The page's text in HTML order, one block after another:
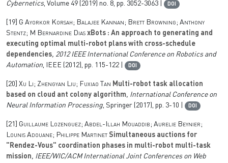
Cybernetics, Volume 49 (2019) no. 8, pp. 3052-3063 | DOI
[19] G Ayorkor Korsah; Balajee Kannan; Brett Browning; Anthony
Stentz; M Bernardine Dias xBots : An approach to generating and
executing optimal multi-robot plans with cross-schedule
dependencies, 2012 IEEE International Conference on Robotics and
Automation, IEEE (2012), pp. 115-122 | DOI
[20] Xu Li; Zhengyan Liu; Fuxiao Tan Multi-robot task allocation
based on cloud ant colony algorithm, International Conference on
Neural Information Processing, Springer (2017), pp. 3-10 | DOI
[21] Guillaume Lozenguez; Abdel-Illah Mouaddib; Aurelie Beynier;
Lounis Adouane; Philippe Martinet Simultaneous auctions for
"Rendez-Vous" coordination phases in multi-robot multi-task
mission, IEEE/WIC/ACM International Joint Conferences on Web